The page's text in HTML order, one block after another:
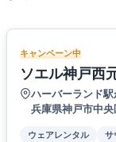
キャンペーン中
ソエル神戸西
ハーバーランド
兵庫県神戸市中
ウェアレンタル サ